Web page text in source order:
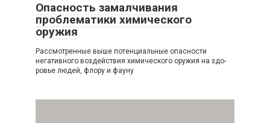
Опасность замалчивания
проблематики химического
оружия
Рассмотренные выше потенциальные опасности
негативного воздействия химического оружия на здо­
ровье людей, флору и фауну